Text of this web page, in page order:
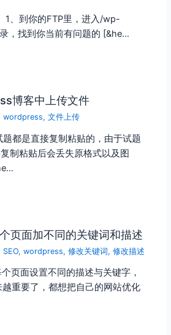
1、到你的FTP里，进入/wp-
，找到你当前有问题的 [&he…
博客中上传文件
wordpress,文件上传
都是直接复制粘贴的，由于试题
制粘贴后会丢失原格式以及图
页面加不同的关键词和描述
SEO,wordpress,修改关键词,修改描述
页面设置不同的描述与关键字，
越重要了，都想把自己的网站优化